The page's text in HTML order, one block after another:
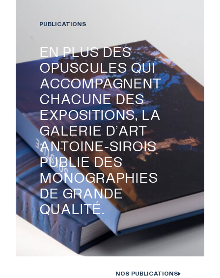
PUBLICATIONS
COLLECTION
ÉVÉNEMENTS ET
ACTIVITÉS
À PROPOS
NOUS JOINDRE
Monographies Solstice de Bertrand Carrière et Isabelle Hayeur.
EN PLUS DES
OPUSCULES QUI
ACCOMPAGNENT
CHACUNE DES
EXPOSITIONS, LA
GALERIE D’ART
ANTOINE-SIROIS
PUBLIE DES
MONOGRAPHIES
DE GRANDE
QUALITÉ.
PUBLICATIONS
NOS PUBLICATIONS